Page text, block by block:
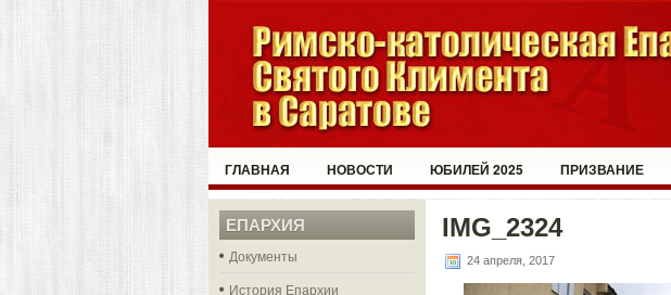
ГЛАВНАЯ НОВОСТИ ЮБИЛЕЙ 2025 ПРИЗВАНИЕ
ЕПАРХИЯ
Документы
История Епархии
IMG_2324
24 апреля, 2017